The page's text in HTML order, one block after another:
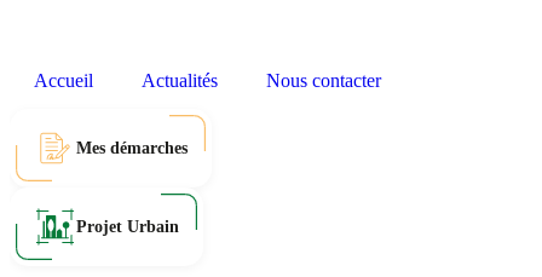
Accueil Actualités Nous contacter
Mes démarches
Projet Urbain